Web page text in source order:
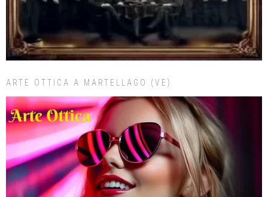
ARTE OTTICA A MARTELLAGO (VE)